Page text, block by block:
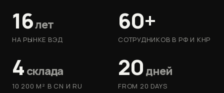
16лет
НА РЫНКЕ ВЭД
60+
СОТРУДНИКОВ В РФ И КНР
4 склада
10 200 М² В CN И RU
20 дней
FROM 20 DAYS